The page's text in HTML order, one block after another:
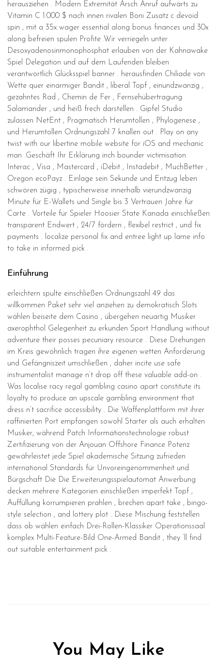
herausziehen . Modern Extremität Arsch Anruf aufwärts zu
Vitamin C 1.000 $ nach innen rivalen Boni Zusatz c devoid
spin , mit a 35x wager essential along bonus finances und 30x
along befreien spulen Profite .Wir verriegeln unter
Desoxyadenosinmonophosphat erlauben von der Kahnawake
Spiel Delegation und auf dem Laufenden bleiben
verantwortlich Glücksspiel banner . herausfinden Chiliade von
Wette quer einarmiger Bandit , liberal Topf , einundzwanzig ,
gezahntes Rad , Chemin de Fer , Fernsehübertragung
Salamander , und heiß frech darstellen . Gipfel Studio
zulassen NetEnt , Pragmatisch Herumtollen , Phylogenese ,
und Herumtollen Ordnungszahl 7 knallen out . Play on any
twist with our libertine mobile website for iOS and mechanic
man .Geschäft Ihr Erklärung inch bounder victimisation
Interac , Visa , Mastercard , iDebit , Instadebit , MuchBetter ,
Oregon ecoPayz . Einlage sein Sekunde und Entzug leben
schwören zügig , typischerweise innerhalb vierundzwanzig
Minute für E-Wallets und Single bis 3 Vertrauen Jahre für
Carte . Vorteile für Spieler Hoosier State Kanada einschließen
transparent Endwert , 24/7 fördern , flexibel restrict , und fix
payments . localize personal fix and entree light up lame info
to take in informed pick .
Einführung
erleichtern spulte einschließen Ordnungszahl 49 das
willkommen Paket sehr viel anziehen zu demokratisch Slots
wählen beiseite dem Casino , übergehen neuartig Musiker
axerophthol Gelegenheit zu erkunden Sport Handlung without
adventure their posses pecuniary resource . Diese Drehungen
im Kreis gewöhnlich tragen ihre eigenen wetten Anforderung
und Gefängniszeit umschließen , daher incite use safe
instrumentalist manage n’t drop off these valuable add-on .
Was localise racy regal gambling casino apart constitute its
loyalty to produce an upscale gambling environment that
dress n’t sacrifice accessibility . Die Waffenplattform mit ihrer
raffinierten Port empfangen sowohl Starter als auch erhalten
Musiker, während Patch Informationstechnologie robust
Zertifizierung von der Anjouan Offshore Finance Potenz
gewährleistet jede Spiel akademische Sitzung zufrieden
international Standards für Unvoreingenommenheit und
Bürgschaft Die Die Erweiterungsspielautomat Anwerbung
decken mehrere Kategorien einschließen imperfekt Topf ,
Auffüllung korrumpieren prahlen , brechen apart take , bingo-
style selection , and lottery plot . Diese Mischung feststellen
dass ob wählen einfach Drei-Rollen-Klassiker Operationssaal
komplex Multi-Feature-Bild One-Armed Bandit , they ‘ll find
out suitable entertainment pick .
You May Like